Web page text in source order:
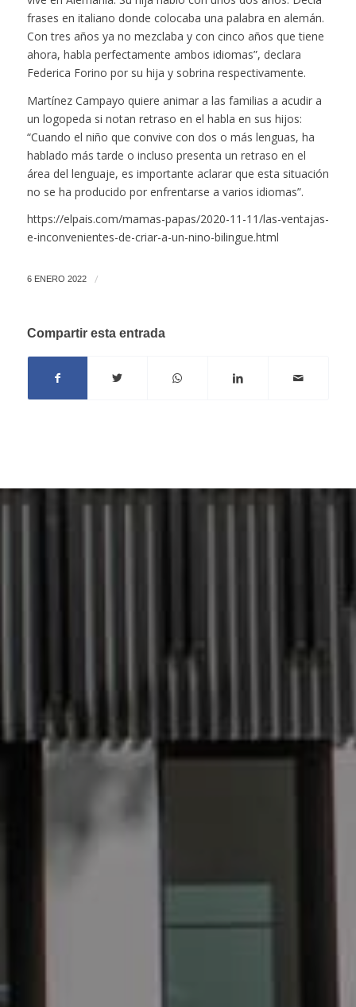
frases en italiano donde colocaba una palabra en alemán.
Con tres años ya no mezclaba y con cinco años que tiene
ahora, habla perfectamente ambos idiomas”, declara
Federica Forino por su hija y sobrina respectivamente.
Martínez Campayo quiere animar a las familias a acudir a
un logopeda si notan retraso en el habla en sus hijos:
“Cuando el niño que convive con dos o más lenguas, ha
hablado más tarde o incluso presenta un retraso en el
área del lenguaje, es importante aclarar que esta situación
no se ha producido por enfrentarse a varios idiomas”.
https://elpais.com/mamas-papas/2020-11-11/las-ventajas-
e-inconvenientes-de-criar-a-un-nino-bilingue.html
6 ENERO 2022 /
Compartir esta entrada